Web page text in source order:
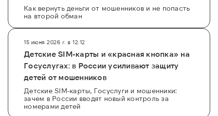
Как вернуть деньги от мошенников и не попасть
на второй обман
15 июня 2026 г. в 12:12
Детские SIM-карты и «красная кнопка» на
Госуслугах: в России усиливают защиту
детей от мошенников
Детские SIM-карты, Госуслуги и мошенники:
зачем в России вводят новый контроль за
номерами детей